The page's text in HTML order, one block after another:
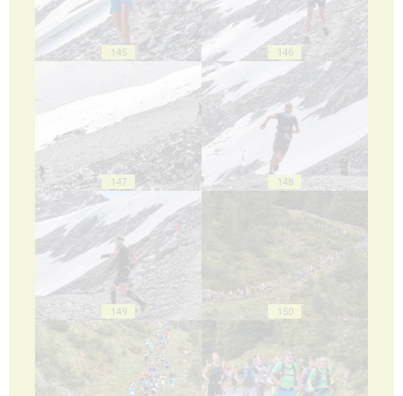
145 146
147 148
149 150